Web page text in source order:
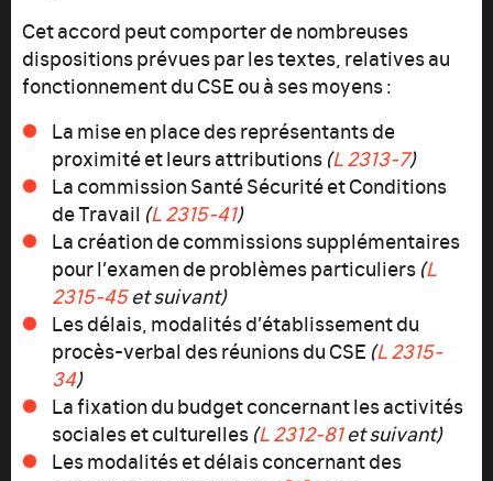
Cet accord peut comporter de nombreuses
dispositions prévues par les textes, relatives au
fonctionnement du CSE ou à ses moyens :
La mise en place des représentants de
proximité et leurs attributions(L 2313-7)
La commission Santé Sécurité et Conditions
de Travail (L 2315-41)
La création de commissions supplémentaires
pour l’examen de problèmes particuliers(L
2315-45et suivant)
Les délais, modalités d’établissement du
procès-verbal des réunions du CSE (L 2315-
34)
La fixation du budget concernant les activités
sociales et culturelles(L 2312-81et suivant)
Les modalités et délais concernant des